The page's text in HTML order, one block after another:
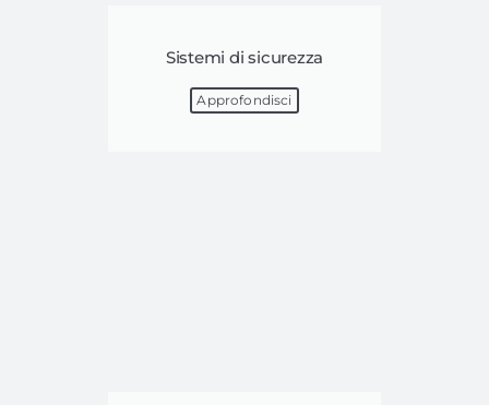
Sistemi di sicurezza
Approfondisci